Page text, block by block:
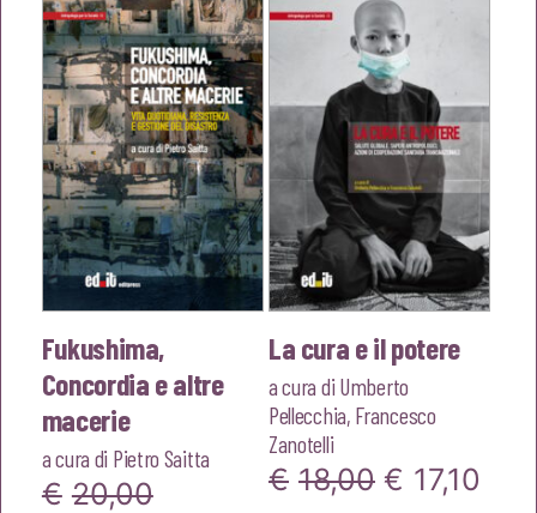
era:
€10,00.
è:
€9,50.
era:
€18,00.
Fukushima,
Concordia e altre
macerie
a cura di Pietro Saitta
€ 20,00
La cura e il potere
a cura di Umberto
Pellecchia, Francesco
Zanotelli
€ 18,00 Il
€ 17,10